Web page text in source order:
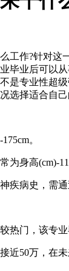
工作?针对
毕业后可以
是专业性超
选择适合自己
。
为身高(cm)-
疾病史，需通
热门，该专
近50万，在